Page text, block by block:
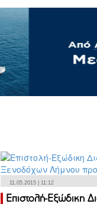
11.05.2015 | 11:12
Επιστολή-Εξώδικη